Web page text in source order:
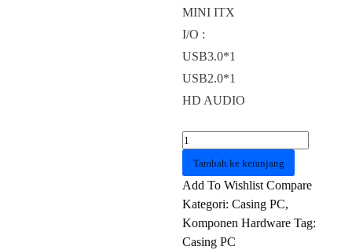
MINI ITX
I/O :
USB3.0*1
USB2.0*1
HD AUDIO
Kuantitas
Casing
PARADOX
WHITE
Tambah ke keranjang
Add To Wishlist Compare
Kategori:Casing PC,
Komponen Hardware Tag:
Casing PC